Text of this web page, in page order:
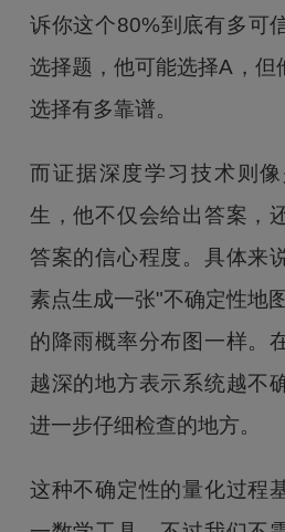
诉你这个80%到底有多可
选择题，他可能选择A，但
选择有多靠谱。
而证据深度学习技术则
生，他不仅会给出答案，
答案的信心程度。具体来
素点生成一张"不确定性地
的降雨概率分布图一样。
越深的地方表示系统越不
进一步仔细检查的地方。
这种不确定性的量化过程